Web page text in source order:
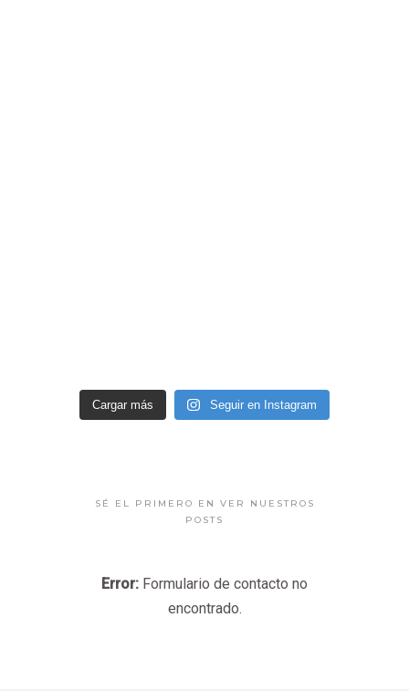
Cargar más Seguir en Instagram
SÉ EL PRIMERO EN VER NUESTROS
POSTS
Error: Formulario de contacto no
encontrado.